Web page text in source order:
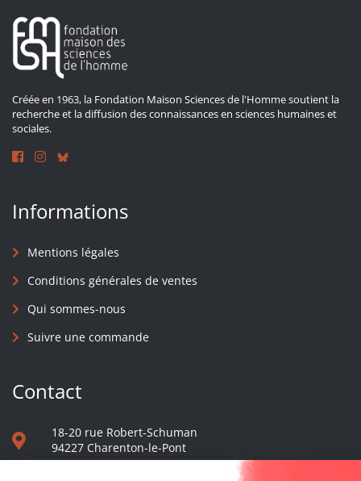
Créée en 1963, la Fondation Maison Sciences de l'Homme soutient la
recherche et la diffusion des connaissances en sciences humaines et
sociales.
Informations
Mentions légales
Conditions générales de ventes
Qui sommes-nous
Suivre une commande
Contact
18-20 rue Robert-Schuman
94227 Charenton-le-Pont